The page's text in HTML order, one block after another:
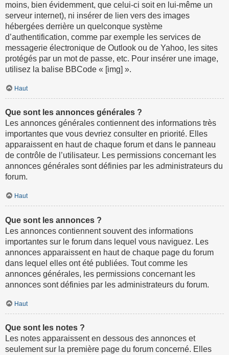
moins, bien évidemment, que celui-ci soit en lui-même un
serveur internet), ni insérer de lien vers des images
hébergées derrière un quelconque système
d’authentification, comme par exemple les services de
messagerie électronique de Outlook ou de Yahoo, les sites
protégés par un mot de passe, etc. Pour insérer une image,
utilisez la balise BBCode « [img] ».
Haut
Que sont les annonces générales ?
Les annonces générales contiennent des informations très
importantes que vous devriez consulter en priorité. Elles
apparaissent en haut de chaque forum et dans le panneau
de contrôle de l’utilisateur. Les permissions concernant les
annonces générales sont définies par les administrateurs du
forum.
Haut
Que sont les annonces ?
Les annonces contiennent souvent des informations
importantes sur le forum dans lequel vous naviguez. Les
annonces apparaissent en haut de chaque page du forum
dans lequel elles ont été publiées. Tout comme les
annonces générales, les permissions concernant les
annonces sont définies par les administrateurs du forum.
Haut
Que sont les notes ?
Les notes apparaissent en dessous des annonces et
seulement sur la première page du forum concerné. Elles